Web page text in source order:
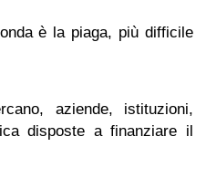
è la piaga, più difficile
aziende, istituzioni,
disposte a finanziare il